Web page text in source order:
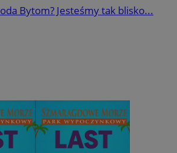
Bytom? Jesteśmy tak blisko...